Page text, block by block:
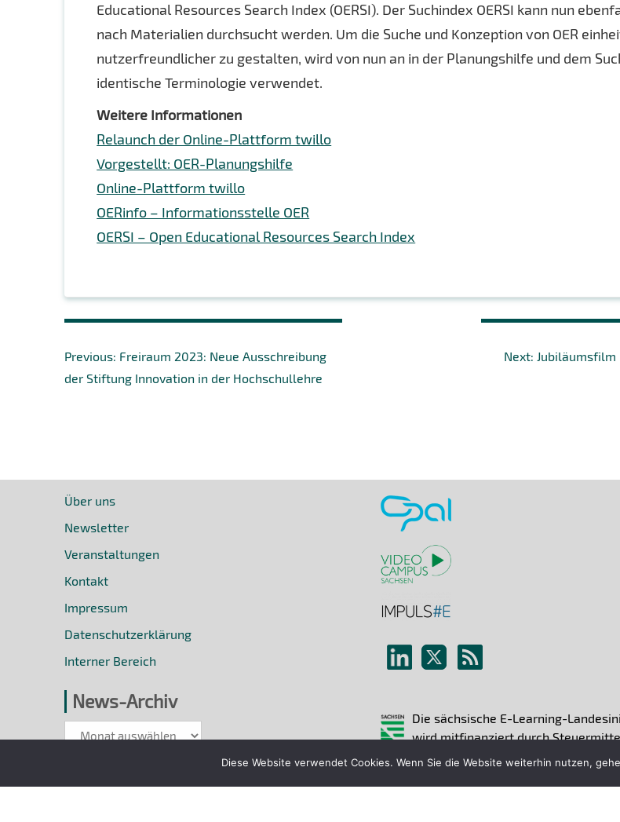
Educational Resources Search Index (OERSI). Der Suchindex OERSI kann nun
nach Materialien durchsucht werden. Um die Suche und Konzeption von OER
nutzerfreundlicher zu gestalten, wird von nun an in der Planungshilfe und dem
identische Terminologie verwendet.
Weitere Informationen
Relaunch der Online-Plattform twillo
Vorgestellt: OER-Planungshilfe
Online-Plattform twillo
OERinfo – Informationsstelle OER
OERSI – Open Educational Resources Search Index
Previous: Previous
post:
Freiraum 2023: Neue Ausschreibung
der Stiftung Innovation in der Hochschullehre
Next: Next
Jubiläumsfilm
Über uns
Newsletter
Veranstaltungen
Kontakt
Impressum
Datenschutzerklärung
Interner Bereich
News-Archiv
News-
Die sächsische E-Learning-
wird mitfinanziert durch
der Grundlage des vom Sächsischen
Diese Website verwendet Cookies. Wenn Sie die Website weiterhin nutzen,